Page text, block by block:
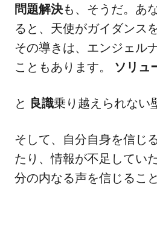
問題解決も、そうだ。あ
ると、天使がガイダンス
その導きは、エンジェル
こともあります。 ソリュ
と 良識乗り越えられない
そして、自分自身を信じ
たり、情報が不足してい
分の内なる声を信じること